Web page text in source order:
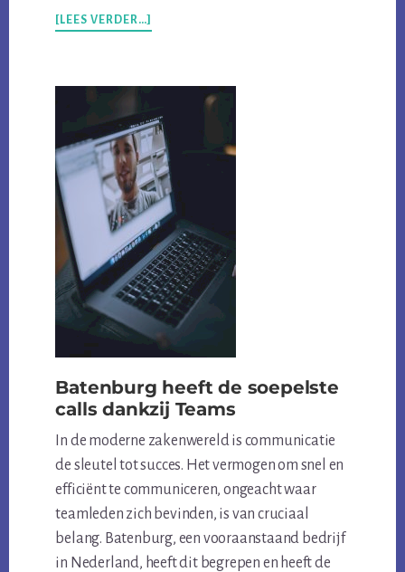
[LEES VERDER…]
IS
Batenburg heeft de soepelste
calls dankzij Teams
In de moderne zakenwereld is communicatie
de sleutel tot succes. Het vermogen om snel en
efficiënt te communiceren, ongeacht waar
teamleden zich bevinden, is van cruciaal
belang. Batenburg, een vooraanstaand bedrijf
in Nederland, heeft dit begrepen en heeft de